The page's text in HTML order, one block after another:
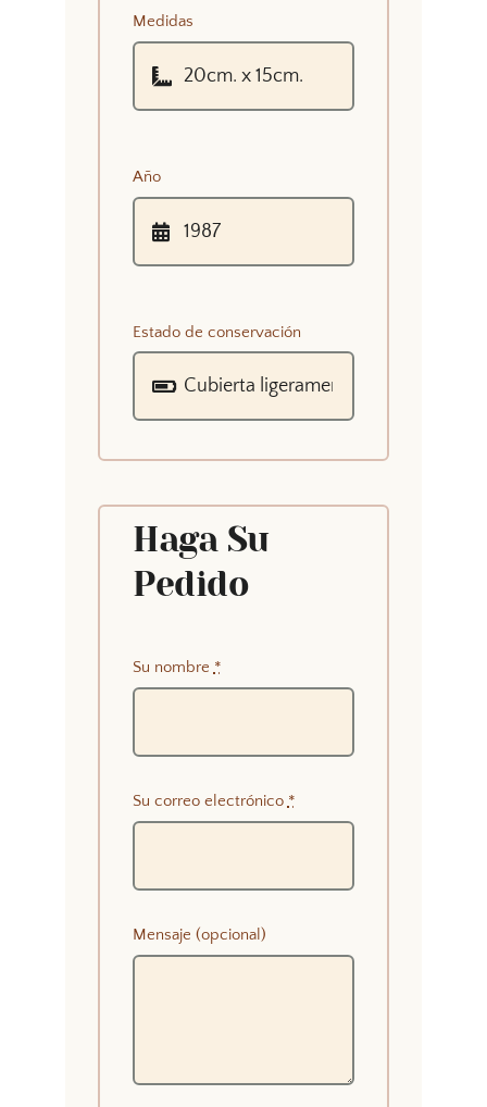
Medidas
Año
Estado de conservación
Haga Su
Pedido
Su nombre *
Su correo electrónico *
Mensaje (opcional)